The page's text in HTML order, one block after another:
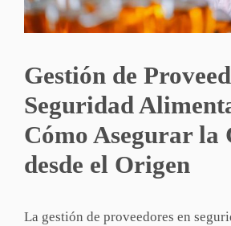
Gestión de
Seguridad
Cómo Asegurar la
desde el Origen
La gestión de proveedores en